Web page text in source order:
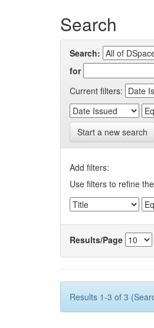
Search
Search:
for
Current filters:
Start a new search
Add filters:
Use filters to refine
Results/Page
Results 1-3 of 3